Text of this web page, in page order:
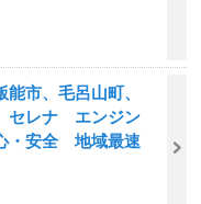
市、毛呂山町、
セレナ エンジン
安全 地域最速